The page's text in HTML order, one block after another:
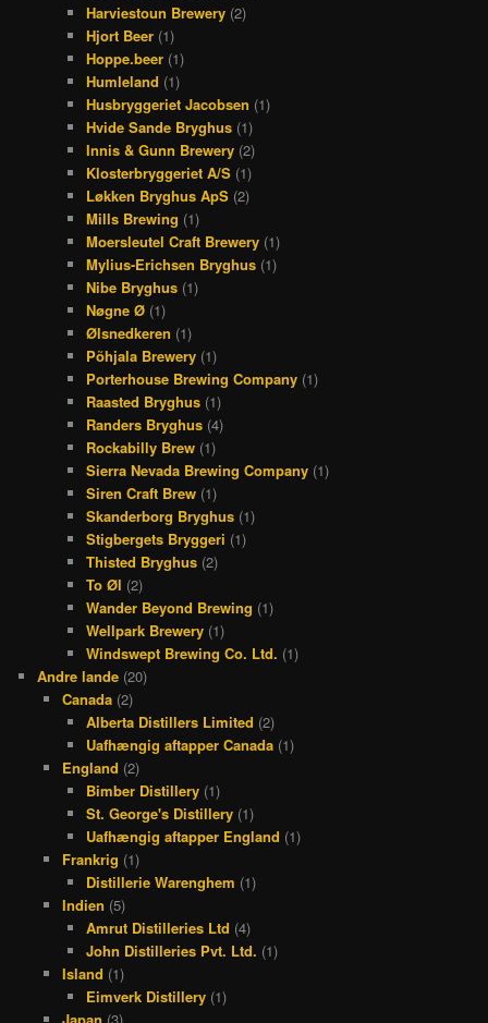
Harviestoun Brewery (2)
Hjort Beer (1)
Hoppe.beer (1)
Humleland (1)
Husbryggeriet Jacobsen (1)
Hvide Sande Bryghus (1)
Innis & Gunn Brewery (2)
Klosterbryggeriet A/S (1)
Løkken Bryghus ApS (2)
Mills Brewing (1)
Moersleutel Craft Brewery (1)
Mylius-Erichsen Bryghus (1)
Nibe Bryghus (1)
Nøgne Ø (1)
Ølsnedkeren (1)
Põhjala Brewery (1)
Porterhouse Brewing Company (1)
Raasted Bryghus (1)
Randers Bryghus (4)
Rockabilly Brew (1)
Sierra Nevada Brewing Company (1)
Siren Craft Brew (1)
Skanderborg Bryghus (1)
Stigbergets Bryggeri (1)
Thisted Bryghus (2)
To Øl (2)
Wander Beyond Brewing (1)
Wellpark Brewery (1)
Windswept Brewing Co. Ltd. (1)
Andre lande (20)
Canada(2)
Alberta Distillers Limited (2)
Uafhængig aftapper Canada (1)
England (2)
Bimber Distillery (1)
St. George's Distillery (1)
Uafhængig aftapper England (1)
Frankrig (1)
Distillerie Warenghem (1)
Indien (5)
Amrut Distilleries Ltd (4)
John Distilleries Pvt. Ltd. (1)
Island (1)
Eimverk Distillery (1)